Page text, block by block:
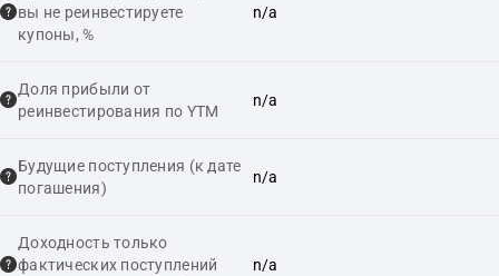
вы не реинвестируете
купоны, %
n/a
Доля прибыли от
реинвестирования по YTM
n/a
Будущие поступления (к дате
погашения)
n/a
Доходность только
фактических поступлений
n/a